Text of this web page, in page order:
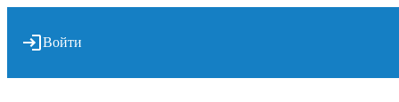
Войти